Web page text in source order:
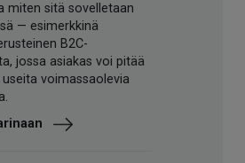
miten sitä sovelletaan
— esimerkkinä
B2C-
jossa asiakas voi pitää
voimassaolevia